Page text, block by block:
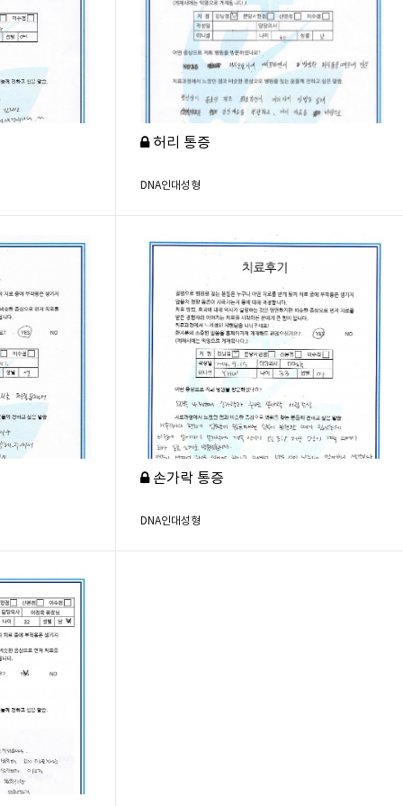
허리 통증
DNA인대성형
손가락 통증
DNA인대성형